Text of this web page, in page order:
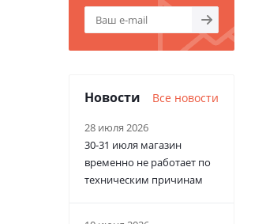
Новости Все новости
28 июля 2026
30-31 июля магазин
временно не работает по
техническим причинам